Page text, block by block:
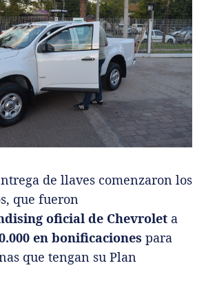
de llaves comenzaron los
que fueron
oficial de Chevrolet a
en bonificaciones para
que tengan su Plan